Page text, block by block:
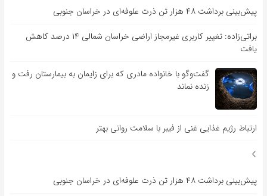
پیش‌بینی برداشت ۴۸ هزار تن ذرت علوفه‌ای در خراسان جنوبی
براتی‌زاده: تغییر کاربری غیرمجاز اراضی خراسان شمالی ۱۴ درصد کاهش
یافت
گفت‌وگو با خانواده مادری که برای زایمان به بیمارستان رفت و
زنده نماند
ارتباط رژیم غذایی غنی از فیبر با سلامت روانی بهتر
پیش‌بینی برداشت ۴۸ هزار تن ذرت علوفه‌ای در خراسان جنوبی